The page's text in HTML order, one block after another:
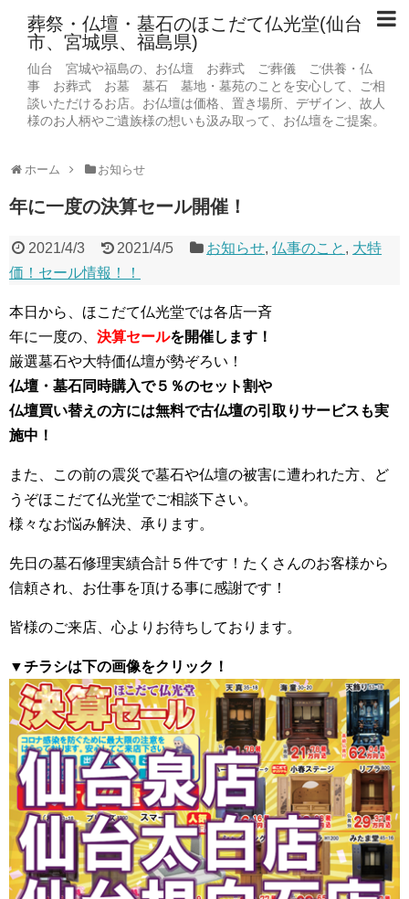
葬祭・仏壇・墓石のほこだて仏光堂(仙台
市、宮城県、福島県)
仙台 宮城や福島の、お仏壇 お葬式 ご葬儀 ご供養・仏
事 お葬式 お墓 墓石 墓地・墓苑のことを安心して、ご相
談いただけるお店。お仏壇は価格、置き場所、デザイン、故人
様のお人柄やご遺族様の想いも汲み取って、お仏壇をご提案。
ホーム お知らせ
年に一度の決算セール開催！
2021/4/3 2021/4/5 お知らせ,仏事のこと , 大特
価！セール情報！！
本日から、ほこだて仏光堂では各店一斉
年に一度の、 決算セールを開催します！
厳選墓石や大特価仏壇が勢ぞろい！
仏壇・墓石同時購入で５％のセット割や
仏壇買い替えの方には無料で古仏壇の引取りサービスも実
施中！
また、この前の震災で墓石や仏壇の被害に遭われた方、ど
うぞほこだて仏光堂でご相談下さい。
様々なお悩み解決、承ります。
先日の墓石修理実績合計５件です！たくさんのお客様から
信頼され、お仕事を頂ける事に感謝です！
皆様のご来店、心よりお待ちしております。
▼チラシは下の画像をクリック！